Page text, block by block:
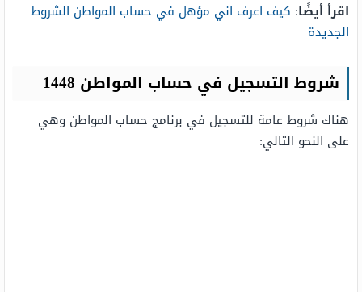
اقرأ أيضًا: كيف اعرف اني مؤهل في حساب المواطن الشروط
الجديدة
شروط التسجيل في حساب المواطن 1448
هناك شروط عامة للتسجيل في برنامج حساب المواطن وهي
على النحو التالي: